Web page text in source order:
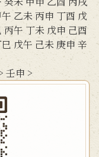
乙未 丙申 丁酉 戊
丙午 丁未 戊申 己酉
戊午 己未 庚申 辛
壬申 >